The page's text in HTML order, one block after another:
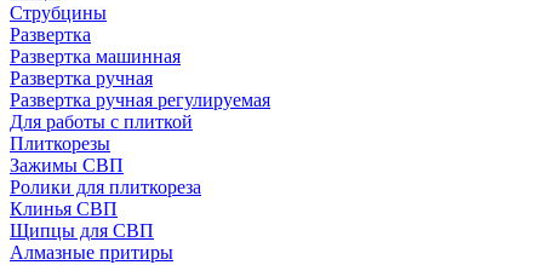
Струбцины
Развертка
Развертка машинная
Развертка ручная
Развертка ручная регулируемая
Для работы с плиткой
Плиткорезы
Зажимы СВП
Ролики для плиткореза
Клинья СВП
Щипцы для СВП
Алмазные притиры